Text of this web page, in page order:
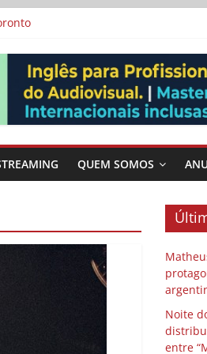
de Wajda a Zbigniew Cybulski
e “O Agente Secreto”
a partir de histórias de vida
QUEM SOMOS
Noite
entre